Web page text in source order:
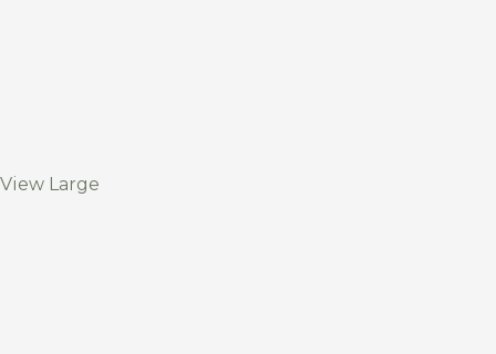
View Large